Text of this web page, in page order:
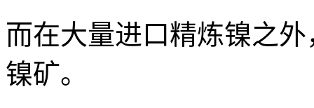
而在大量进口精炼镍之
镍矿。